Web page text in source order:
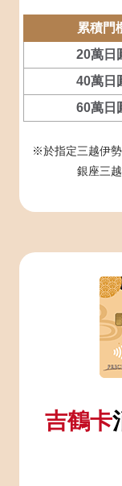
累積門
20萬日
40萬日
60萬日
※於指定三越伊勢
銀座三
吉鶴卡